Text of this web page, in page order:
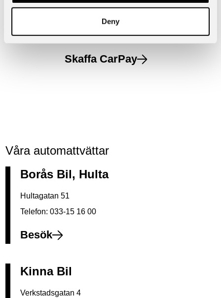
Deny
tvättar bilen på Tvätta. I appen Carpay kan du
din bilekonomi.
Skaffa CarPay
Våra automattvättar
Borås Bil, Hulta
Hultagatan 51
Telefon: 033-15 16 00
Besök
Kinna Bil
Verkstadsgatan 4